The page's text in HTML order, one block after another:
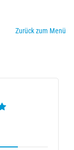
Zurück zum Menü